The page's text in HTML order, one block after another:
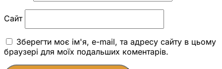
Сайт
Зберегти моє ім'я, e-mail, та адресу сайту в цьому
браузері для моїх подальших коментарів.